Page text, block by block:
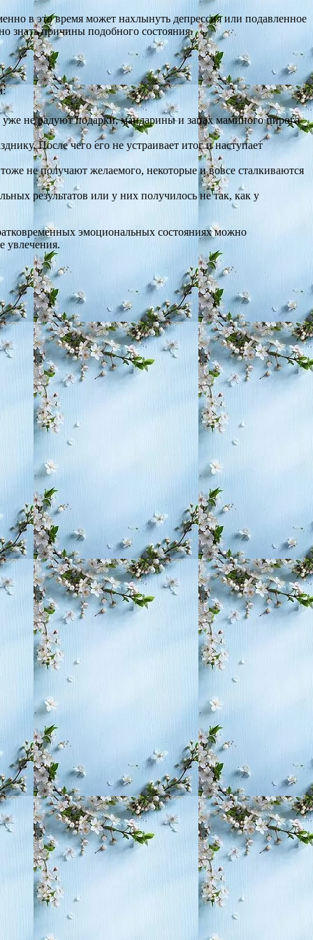
в это время может нахлынуть депрессия или подавленное
знать причины подобного состояния.
не радуют подарки, мандарины и запах маминого пирога
После чего его не устраивает итог и наступает
не получают желаемого, некоторые и вовсе сталкиваются
результатов или у них получилось не так, как у
эмоциональных состояниях можно
увлечения.